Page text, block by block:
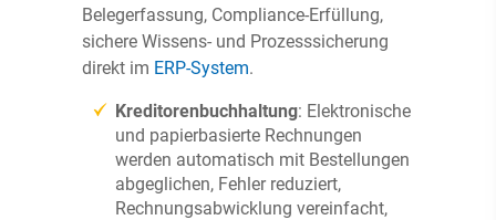
Belegerfassung, Compliance-Erfüllung,
sichere Wissens- und Prozesssicherung
direkt im ERP-System.
Kreditorenbuchhaltung: Elektronische
und papierbasierte Rechnungen
werden automatisch mit Bestellungen
abgeglichen, Fehler reduziert,
Rechnungsabwicklung vereinfacht,